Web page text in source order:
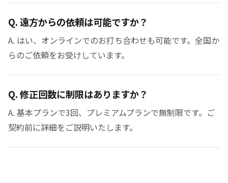
Q. 遠方からの依頼は可能ですか？
A. はい、オンラインでのお打ち合わせも可能です。全国か
らのご依頼をお受けしています。
Q. 修正回数に制限はありますか？
A. 基本プランで3回、プレミアムプランで無制限です。ご
契約前に詳細をご説明いたします。